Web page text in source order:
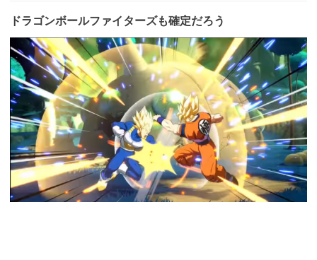
ドラゴンボールファイターズも確定だろう